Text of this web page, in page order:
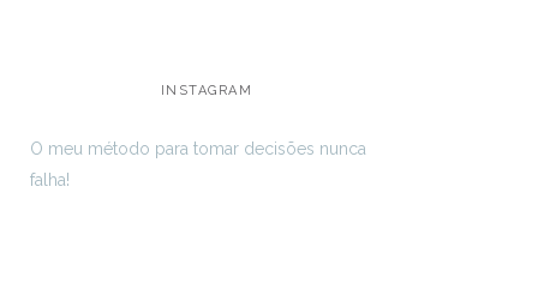
INSTAGRAM
O meu método para tomar decisões nunca
falha!